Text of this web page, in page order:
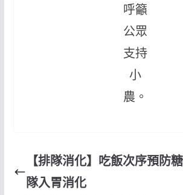
呼籲
公眾
支持
小
農。
【排隊消化】吃飯次序預防
隊入胃消化